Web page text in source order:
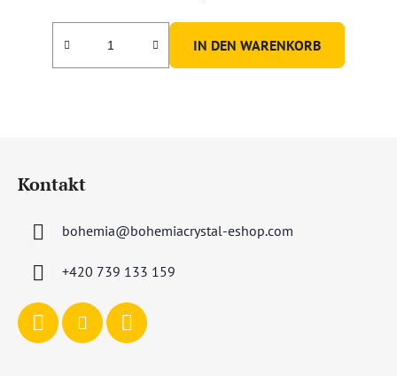
ist
5,0
von
IN DEN WARENKORB
Kontakt
bohemia@bohemiacrystal-eshop.com
+420 739 133 159